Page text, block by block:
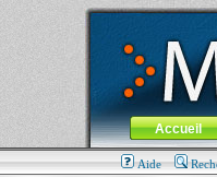
MacBook-fr.com : 100%
Aller au contenu-
Menu général
Accueil
Aide